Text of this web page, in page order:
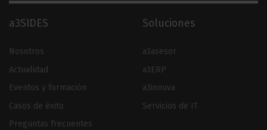
a3SIDES
Nosotros
Actualidad
Eventos y formación
Casos de éxito
Preguntas frecuentes
Soluciones
a3asesor
a3ERP
a3innuva
Servicios de IT